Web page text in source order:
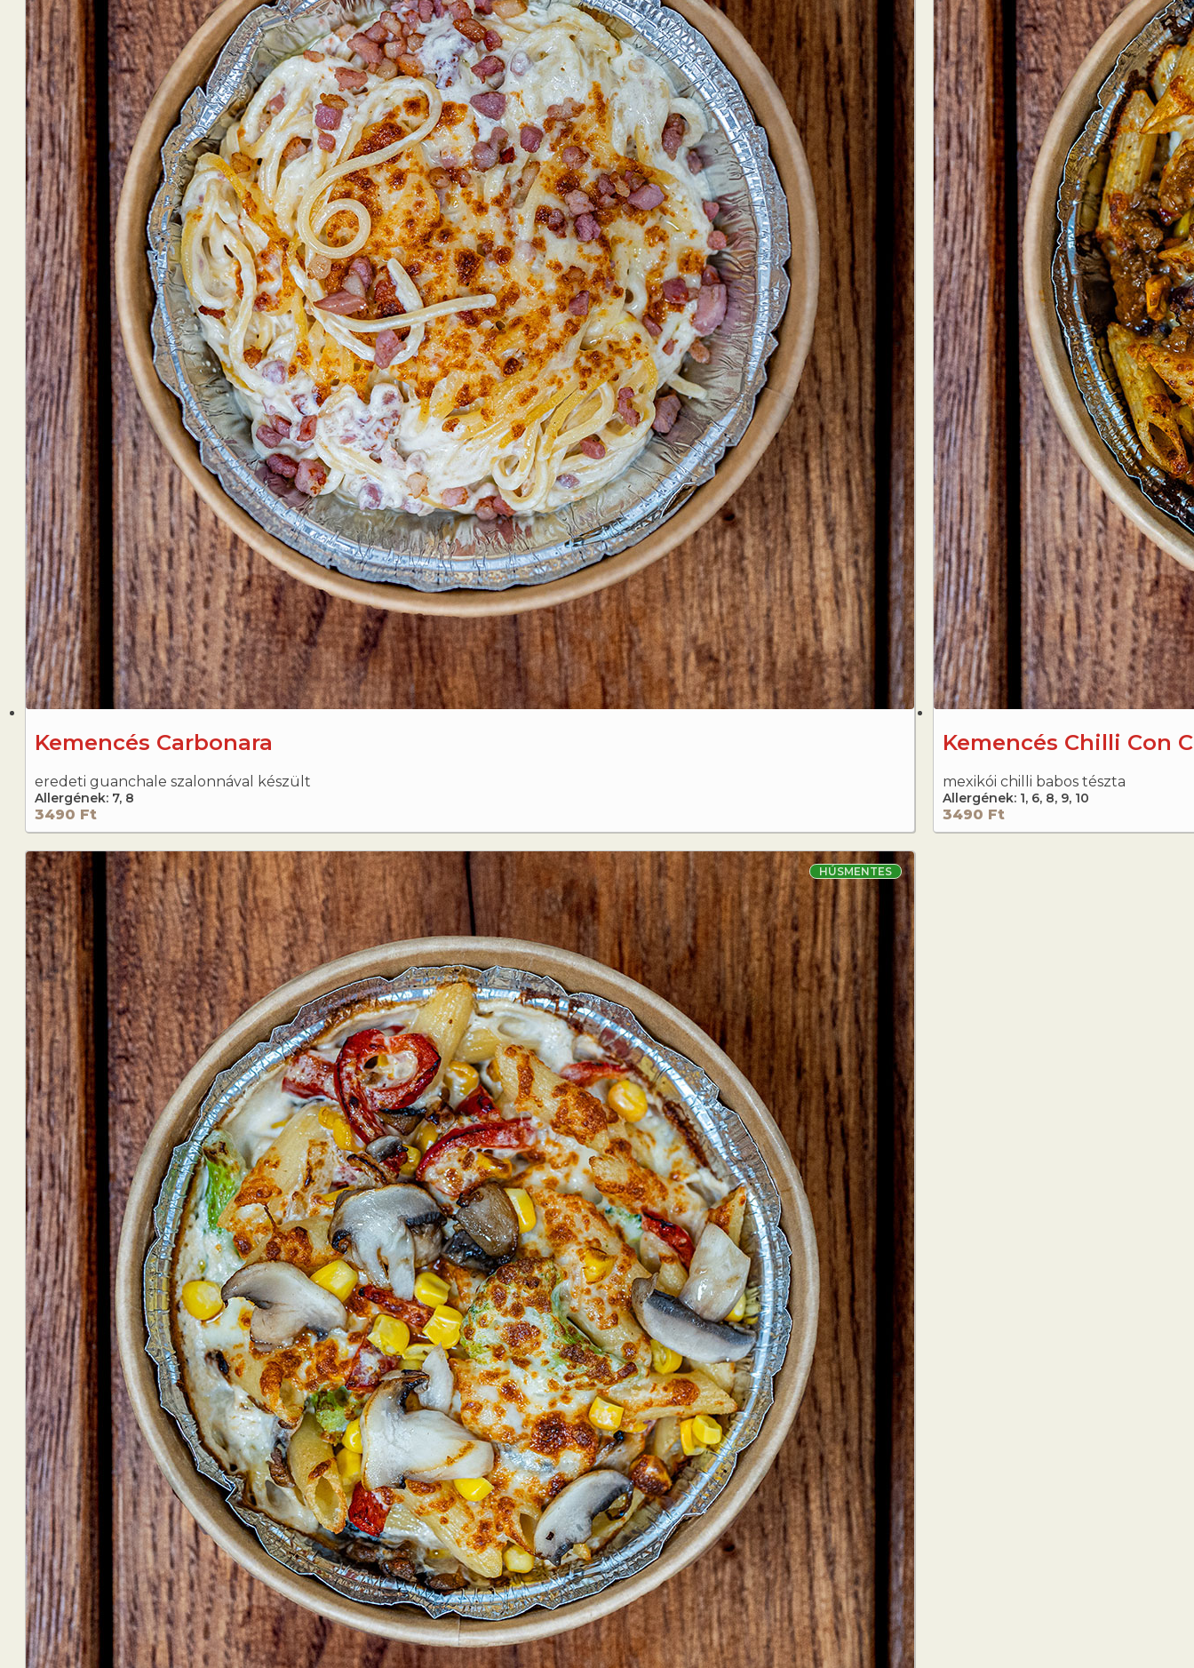
Kemencés Carbonara
eredeti guanchale szalonnával készült
Allergének: 7, 8
3490 Ft
Kemencés Chilli Con
mexikói chilli babos tészta
Allergének: 1, 6, 8, 9, 10
3490 Ft
HÚSMENTES